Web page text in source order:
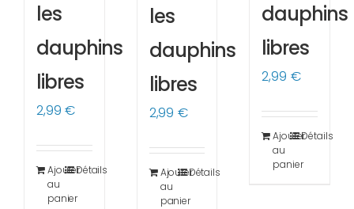
les
dauphins
libres
2,99€
Ajouter
au
panier
Détails
les
dauphins
libres
2,99 €
Ajouter
au
panier
Détails
dauphins
libres
2,99 €
Ajouter
au
panier
Détails